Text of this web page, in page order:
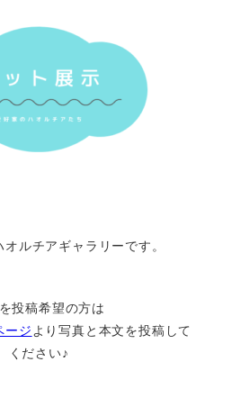
ルチアギャラリーです。
投稿希望の方は
ージ より写真と本文を投稿して
ください♪